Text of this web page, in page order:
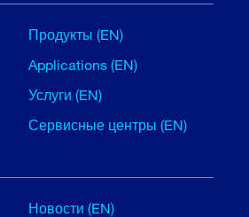
Продукты (EN)
Applications (EN)
Услуги (EN)
Сервисные центры (EN)
Новости (EN)